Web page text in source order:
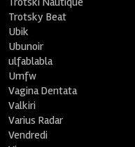
Trotsky Beat
Ubik
Ubunoir
ulfablabla
Umfw
Vagina Dentata
Valkiri
Varius Radar
Vendredi